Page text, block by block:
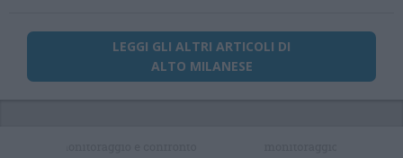
LEGGI GLI ALTRI ARTICOLI DI
ALTO MILANESE